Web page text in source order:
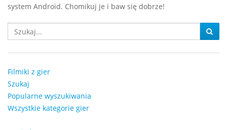
system Android. Chomikuj je i baw się dobrze!
Filmiki z gier
Szukaj
Popularne wyszukiwania
Wszystkie kategorie gier